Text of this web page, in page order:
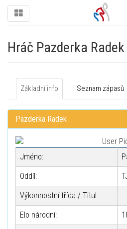
Hráč Pazderka Radek
Základní info Seznam zápasů
Pazderka Radek
Jméno:
Oddíl:
Výkonnostní třída / Titul:
Elo národní: